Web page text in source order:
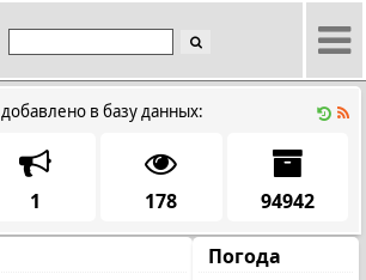
добавлено в базу данных:
1 178 94942
Погода